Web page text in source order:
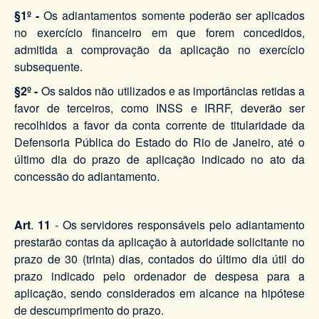
§1º - Os adiantamentos somente poderão ser aplicados
no exercício financeiro em que forem concedidos,
admitida a comprovação da aplicação no exercício
subsequente.
§2º - Os saldos não utilizados e as importâncias retidas a
favor de terceiros, como INSS e IRRF, deverão ser
recolhidos a favor da conta corrente de titularidade da
Defensoria Pública do Estado do Rio de Janeiro, até o
último dia do prazo de aplicação indicado no ato da
concessão do adiantamento.
Art. 11 - Os servidores responsáveis pelo adiantamento
prestarão contas da aplicação à autoridade solicitante no
prazo de 30 (trinta) dias, contados do último dia útil do
prazo indicado pelo ordenador de despesa para a
aplicação, sendo considerados em alcance na hipótese
de descumprimento do prazo.